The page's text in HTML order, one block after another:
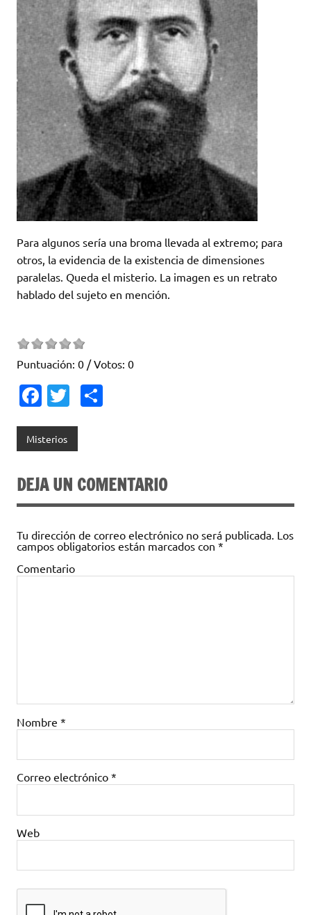
Para algunos sería una broma llevada al extremo; para
otros, la evidencia de la existencia de dimensiones
paralelas. Queda el misterio. La imagen es un retrato
hablado del sujeto en mención.
Puntuación: 0 / Votos: 0
Fa
e
o
o
k
T
r
ar
ti
r
Misterios
DEJA UN COMENTARIO
Tu dirección de correo electrónico no será publicada. Los
campos obligatorios están marcados con *
Comentario
Nombre *
Correo electrónico *
Web